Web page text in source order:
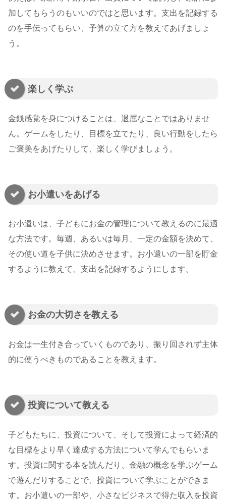
加してもらうのもいいのではと思います。支出を記録する
のを手伝ってもらい、予算の立て方を教えてあげましょ
う。
楽しく学ぶ
金銭感覚を身につけることは、退屈なことではありませ
ん。ゲームをしたり、目標を立てたり、良い行動をしたら
ご褒美をあげたりして、楽しく学びましょう。
お小遣いをあげる
お小遣いは、子どもにお金の管理について教えるのに最適
な方法です。毎週、あるいは毎月、一定の金額を決めて、
その使い道を子供に決めさせます。お小遣いの一部を貯金
するように教えて、支出を記録するようにします。
お金の大切さを教える
お金は一生付き合っていくものであり、振り回されず主体
的に使うべきものであることを教えます。
投資について教える
子どもたちに、投資について、そして投資によって経済的
な目標をより早く達成する方法について学んでもらいま
す。投資に関する本を読んだり、金融の概念を学ぶゲーム
で遊んだりすることで、投資について学ぶことができま
す。お小遣いの一部や、小さなビジネスで得た収入を投資